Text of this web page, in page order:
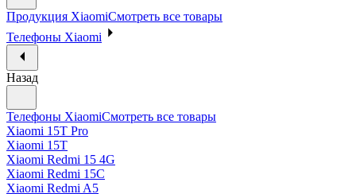
Продукция XiaomiСмотреть все товары
Телефоны Xiaomi
Назад
Телефоны XiaomiСмотреть все товары
Xiaomi 15T Pro
Xiaomi 15T
Xiaomi Redmi 15 4G
Xiaomi Redmi 15C
Xiaomi Redmi A5